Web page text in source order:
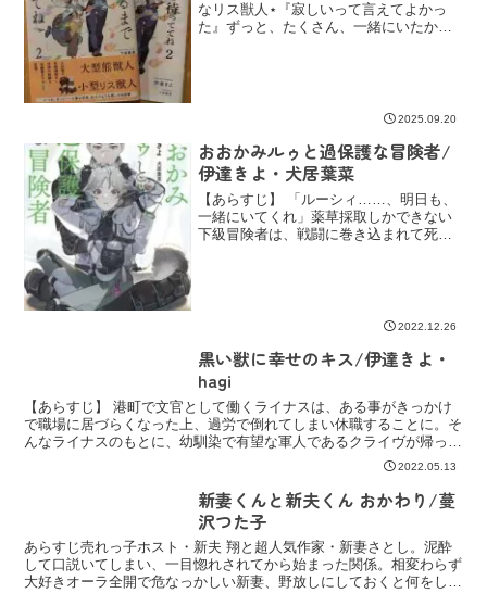
なリス獣人⋆『寂しいって言えてよかっ
た』ずっと、たくさん、一緒にいたから
2025.09.20
おおかみルゥと過保護な冒険者/
伊達きよ・犬居葉菜
【あらすじ】 「ルーシィ……、明日も、
一緒にいてくれ」薬草採取しかできない
下級冒険者は、戦闘に巻き込まれて死ん
2022.12.26
黒い獣に幸せのキス/伊達きよ・
hagi
【あらすじ】 港町で文官として働くライナスは、ある事がきっかけ
で職場に居づらくなった上、過労で倒れてしまい休職することに。そ
んなライナスのもとに、幼馴染で有望な軍人であるクライヴが帰って
きた。クライヴは戦功を立てた結果、「獣軍人」になる誉を...2022.05.13
新妻くんと新夫くん おかわり/蔓
沢つた子
あらすじ売れっ子ホスト・新夫 翔と超人気作家・新妻さとし。泥酔
して口説いてしまい、一目惚れされてから始まった関係。相変わらず
大好きオーラ全開で危なっかしい新妻、野放しにしておくと何をしで